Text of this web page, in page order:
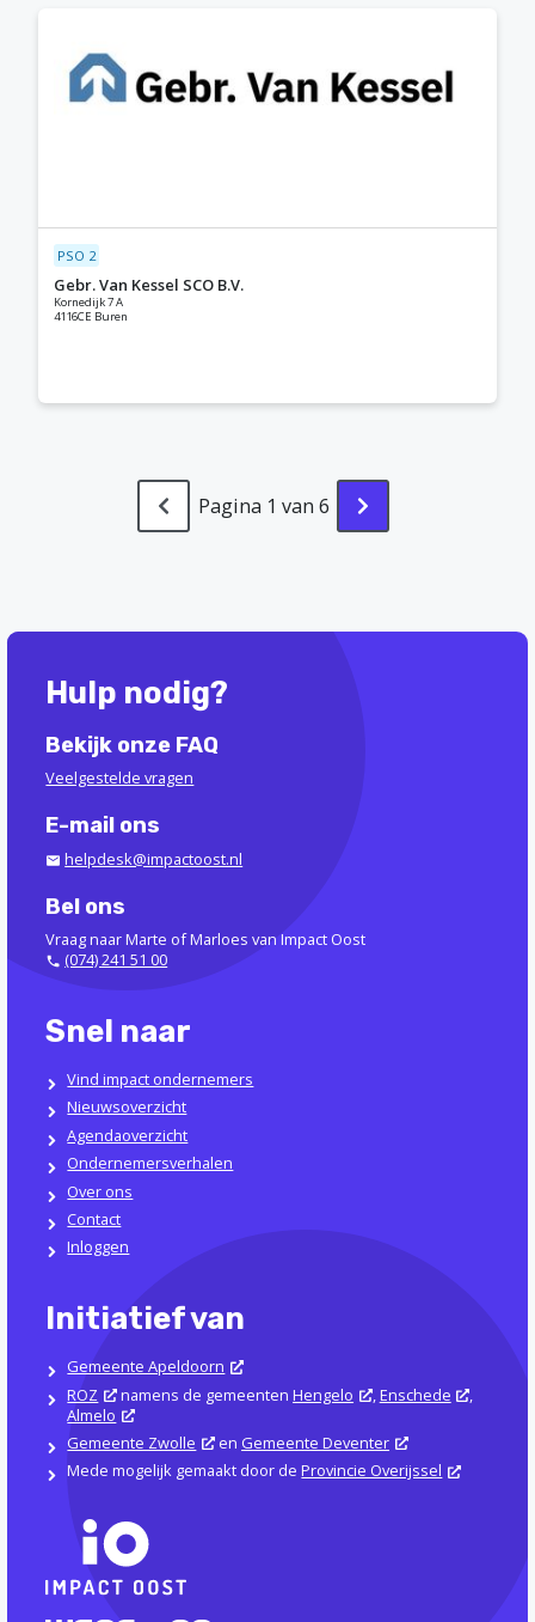
PSO 2
Gebr. Van Kessel SCO B.V.
Kornedijk 7 A
4116CE Buren
Pagina 1 van 6
Hulp nodig?
Bekijk onze FAQ
Veelgestelde vragen
E-mail ons
helpdesk@impactoost.nl
Bel ons
Vraag naar Marte of Marloes van Impact Oost
(074) 241 51 00
Snel naar
Vind impact ondernemers
Nieuwsoverzicht
Agendaoverzicht
Ondernemersverhalen
Over ons
Contact
Inloggen
Initiatief van
Gemeente Apeldoorn
ROZ
namens de gemeentenHengelo , Enschede
Almelo
Gemeente Zwolle
en Gemeente Deventer
Mede mogelijk gemaakt door deProvincie Overijssel